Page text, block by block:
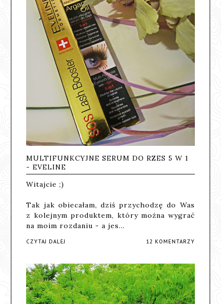
MULTIFUNKCYJNE SERUM DO RZES 5 W 1
- EVELINE
Witajcie ;)
Tak jak obiecałam, dziś przychodzę do Was
z kolejnym produktem, który można wygrać
na moim rozdaniu - a jes…
CZYTAJ DALEJ 12 KOMENTARZY